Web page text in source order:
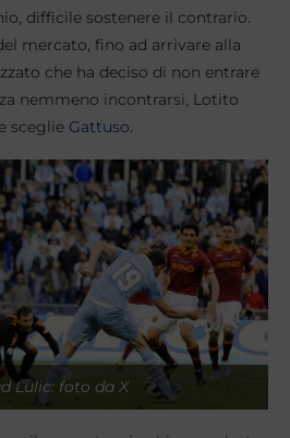
difficile sostenere il contrario.
mercato, fino ad arrivare alla
che ha deciso di non entrare
nemmeno incontrarsi, Lotito
e sceglie Gattuso.
Lulic: foto da X